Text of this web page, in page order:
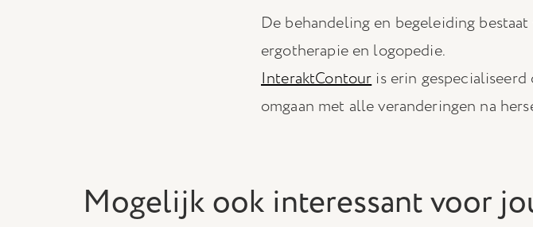
De behandeling en begeleiding
ergotherapie en logopedie.
InteraktContouris erin
omgaan met alle veranderingen na
Mogelijk ook interessant voor